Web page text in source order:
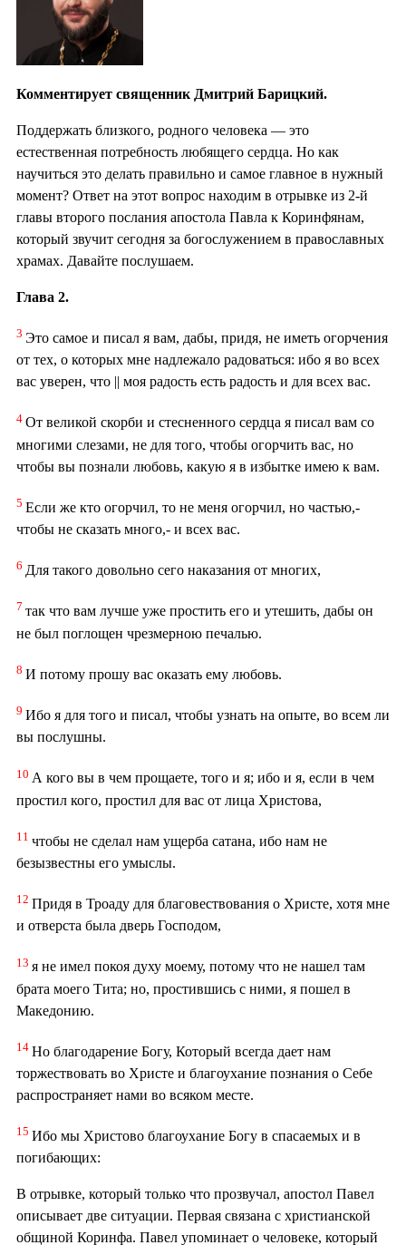
Комментирует священник Дмитрий Барицкий.
Поддержать близкого, родного человека — это
естественная потребность любящего сердца. Но как
научиться это делать правильно и самое главное в нужный
момент? Ответ на этот вопрос находим в отрывке из 2-й
главы второго послания апостола Павла к Коринфянам,
который звучит сегодня за богослужением в православных
храмах. Давайте послушаем.
Глава 2.
3 Это самое и писал я вам, дабы, придя, не иметь огорчения
от тех, о которых мне надлежало радоваться: ибо я во всех
вас уверен, что || моя радость есть радость и для всех вас.
4 От великой скорби и стесненного сердца я писал вам со
многими слезами, не для того, чтобы огорчить вас, но
чтобы вы познали любовь, какую я в избытке имею к вам.
5 Если же кто огорчил, то не меня огорчил, но частью,-
чтобы не сказать много,- и всех вас.
6 Для такого довольно сего наказания от многих,
7 так что вам лучше уже простить его и утешить, дабы он
не был поглощен чрезмерною печалью.
8 И потому прошу вас оказать ему любовь.
9 Ибо я для того и писал, чтобы узнать на опыте, во всем ли
вы послушны.
10 А кого вы в чем прощаете, того и я; ибо и я, если в чем
простил кого, простил для вас от лица Христова,
11 чтобы не сделал нам ущерба сатана, ибо нам не
безызвестны его умыслы.
12 Придя в Троаду для благовествования о Христе, хотя мне
и отверста была дверь Господом,
13 я не имел покоя духу моему, потому что не нашел там
брата моего Тита; но, простившись с ними, я пошел в
Македонию.
14 Но благодарение Богу, Который всегда дает нам
торжествовать во Христе и благоухание познания о Себе
распространяет нами во всяком месте.
15 Ибо мы Христово благоухание Богу в спасаемых и в
погибающих:
В отрывке, который только что прозвучал, апостол Павел
описывает две ситуации. Первая связана с христианской
общиной Коринфа. Павел упоминает о человеке, который